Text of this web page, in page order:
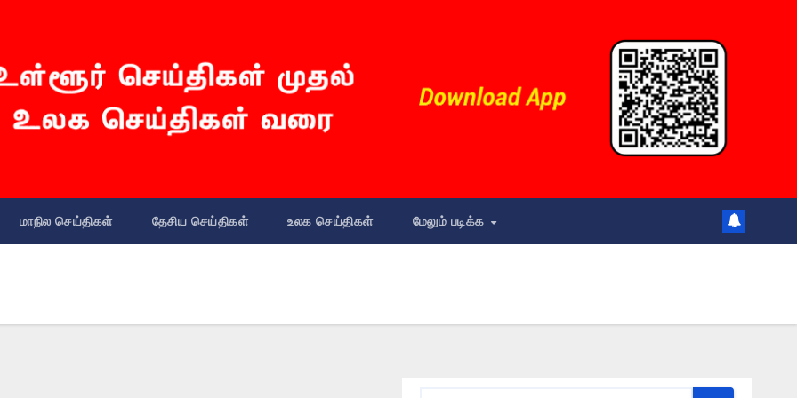
மாநில செய்திகள் தேசிய செய்திகள் உலக செய்திகள் மேலும் படிக்க